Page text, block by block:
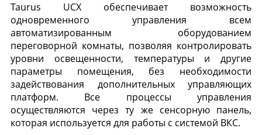
Taurus UCX обеспечивает возможность
одновременного управления всем
автоматизированным оборудованием
переговорной комнаты, позволяя контролировать
уровни освещенности, температуры и другие
параметры помещения, без необходимости
задействования дополнительных управляющих
платформ. Все процессы управления
осуществляются через ту же сенсорную панель,
которая используется для работы с системой ВКС.